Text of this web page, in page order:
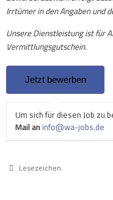
Irrtümer in den Angaben und
Unsere Dienstleistung ist für
Vermittlungsgutschein.
Um sich für diesen Job zu
Mail an info@wa-jobs.de
Lesezeichen.